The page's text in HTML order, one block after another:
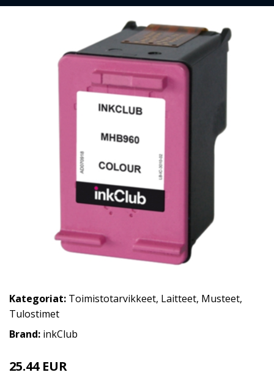
Kategoriat: Toimistotarvikkeet, Laitteet, Musteet,
Tulostimet
Brand: inkClub
25.44 EUR